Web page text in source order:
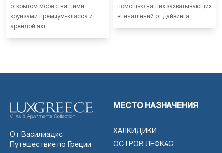
открытом море с нашими
круизами премиум-класса и
арендой яхт.
помощью наших захватывающих
впечатлений от дайвинга.
От Василиадис
Путешествие по Греции
МЕСТО НАЗНАЧЕНИЯ
ХАЛКИДИКИ
ОСТРОВ ЛЕФКАС